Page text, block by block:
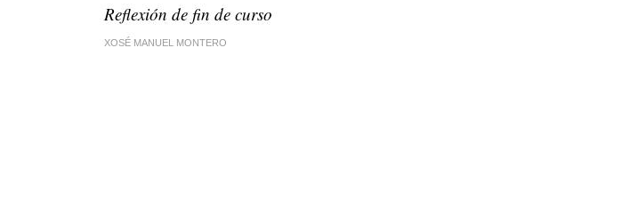
Reflexión de fin de curso
XOSÉ MANUEL MONTERO